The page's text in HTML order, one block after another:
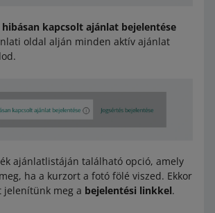
kapcsolt ajánlat bejelentése
oldal alján minden aktív ajánlat
ajánlatlistáján található opció, amely
ha a kurzort a fotó fölé viszed. Ekkor
jelenítünk meg a bejelentési linkkel.